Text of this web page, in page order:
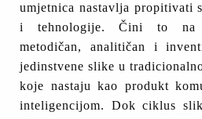
umjetnica nastavlja propitivati
i tehnologije. Čini to na
metodičan, analitičan i
jedinstvene slike u
koje nastaju kao produkt
inteligencijom. Dok ciklus